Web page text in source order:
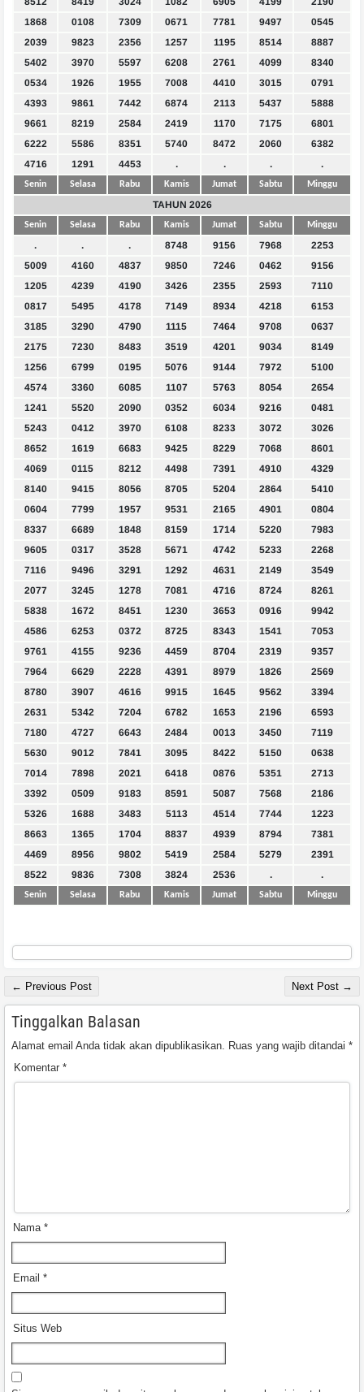
1868
0108 7309 0671 7781 9497
0545
2039
9823 2356 1257 1195 8514
8887
5402
3970 5597 6208 2761 4099
8340
0534
1926 1955 7008 4410 3015
0791
4393
9861 7442 6874 2113 5437
5888
9661
8219 2584 2419 1170 7175
6801
6222
5586 8351 5740 8472 2060
6382
4716
1291 4453 . . . .
Senin Selasa Rabu Kamis Jumat Sabtu Minggu
TAHUN 2026
Senin Selasa Rabu Kamis Jumat Sabtu Minggu
. . . 8748 9156 7968
2253
5009
4160 4837 9850 7246 0462
9156
1205
4239 4190 3426 2355 2593
7110
0817
5495 4178 7149 8934 4218
6153
3185
3290 4790 1115 7464 9708
0637
2175
7230 8483 3519 4201 9034
8149
1256
6799 0195 5076 9144 7972
5100
4574
3360 6085 1107 5763 8054
2654
1241
5520 2090 0352 6034 9216
0481
5243
0412 3970 6108 8233 3072
3026
8652
1619 6683 9425 8229 7068
8601
4069
0115 8212 4498 7391 4910
4329
8140
9415 8056 8705 5204 2864
5410
0604
7799 1957 9531 2165 4901
0804
8337
6689 1848 8159 1714 5220
7983
9605
0317 3528 5671 4742 5233
2268
7116
9496 3291 1292 4631 2149
3549
2077
3245 1278 7081 4716 8724
8261
5838
1672 8451 1230 3653 0916
9942
4586
6253 0372 8725 8343 1541
7053
9761
4155 9236 4459 8704 2319
9357
7964
6629 2228 4391 8979 1826
2569
8780
3907 4616 9915 1645 9562
3394
2631
5342 7204 6782 1653 2196
6593
7180
4727 6643 2484 0013 3450
7119
5630
9012 7841 3095 8422 5150
0638
7014
7898 2021 6418 0876 5351
2713
3392
0509 9183 8591 5087 7568
2186
5326
1688 3483 5113 4514 7744
1223
8663
1365 1704 8837 4939 8794
7381
4469
8956 9802 5419 2584 5279
2391
8522
9836 7308 3824 2536 . .
Senin Selasa Rabu Kamis Jumat Sabtu Minggu
← Previous Post Next Post →
Tinggalkan Balasan
Alamat email Anda tidak akan dipublikasikan. Ruas yang wajib ditandai *
Komentar *
Nama *
Email *
Situs Web